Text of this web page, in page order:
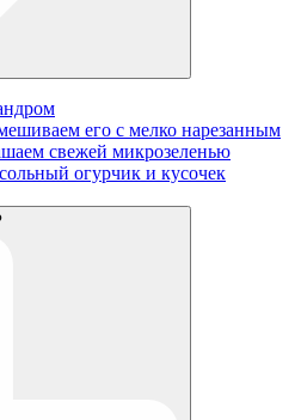
его с мелко нарезанным
свежей микрозеленью
огурчик и кусочек